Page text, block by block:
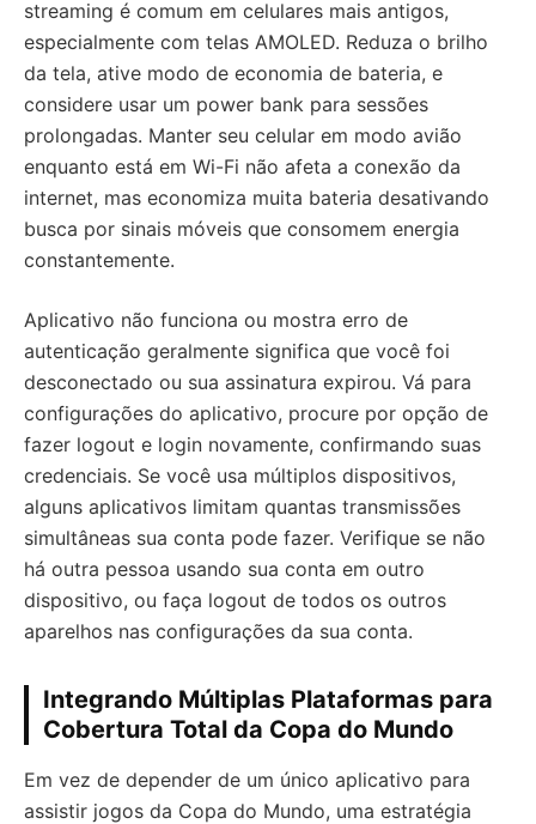
streaming é comum em celulares mais antigos,
especialmente com telas AMOLED. Reduza o brilho
da tela, ative modo de economia de bateria, e
considere usar um power bank para sessões
prolongadas. Manter seu celular em modo avião
enquanto está em Wi-Fi não afeta a conexão da
internet, mas economiza muita bateria desativando
busca por sinais móveis que consomem energia
constantemente.
Aplicativo não funciona ou mostra erro de
autenticação geralmente significa que você foi
desconectado ou sua assinatura expirou. Vá para
configurações do aplicativo, procure por opção de
fazer logout e login novamente, confirmando suas
credenciais. Se você usa múltiplos dispositivos,
alguns aplicativos limitam quantas transmissões
simultâneas sua conta pode fazer. Verifique se não
há outra pessoa usando sua conta em outro
dispositivo, ou faça logout de todos os outros
aparelhos nas configurações da sua conta.
Integrando Múltiplas Plataformas para
Cobertura Total da Copa do Mundo
Em vez de depender de um único aplicativo para
assistir jogos da Copa do Mundo, uma estratégia